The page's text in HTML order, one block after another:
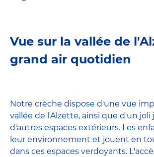
Vue sur la vallée de
grand air quotidien
Notre crèche dispose d'une vue
vallée de l'Alzette, ainsi que d'un joli
d'autres espaces extérieurs. Les
leur environnement et jouent en
dans ces espaces verdoyants.